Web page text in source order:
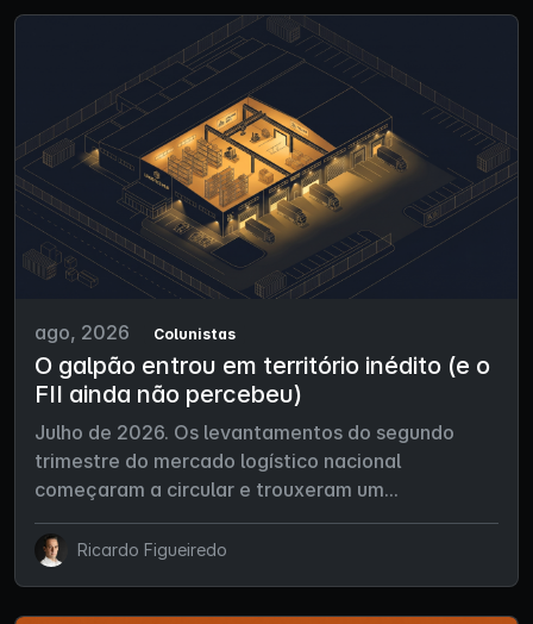
ago, 2026 Colunistas
O galpão entrou em território inédito (e o
FII ainda não percebeu)
Julho de 2026. Os levantamentos do segundo
trimestre do mercado logístico nacional
começaram a circular e trouxeram um...
Ricardo Figueiredo